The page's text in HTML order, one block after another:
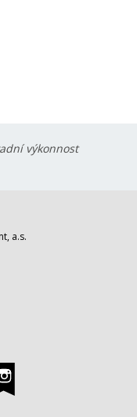
výkonnost
a.s.